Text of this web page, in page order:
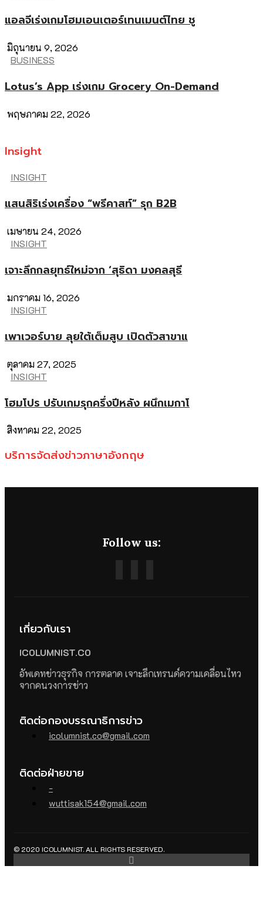
แอลจีเร่งเกมโฮมเอนเตอร์เทนเมนต์ไทย ชู
มิถุนายน 9, 2026
BUSINESS
Lotus’s App เร่งเกม Grocery On-Demand
พฤษภาคม 22, 2026
Insight
INSIGHT
แสนสิริเร่งเครื่อง “พรีคาสท์” รุก B2B
เมษายน 24, 2026
INSIGHT
เจาะลึกกลยุทธ์ใหม่จาก ‘สุธิดา มงคลสุธี
มกราคม 16, 2026
INSIGHT
เพาเวอร์บาย ลุยใต้เต็มสูบ เปิดตัวสาขาแ
ตุลาคม 27, 2025
INSIGHT
โฮมโปร ปรับเกมรุกครึ่งปีหลัง ผนึกเมกาโ
สิงหาคม 22, 2025
บริการจัดส่งข่าวภาษาอังกฤษ
Follow us:
เกี่ยวกับเรา
ICOLUMNIST.CO
อัพเดทข่าวธุรกิจ การตลาด เจาะลึกเทรนด์ความเคลื่อนไหว
จากคนวงการข่าว
ติดต่อกองบรรณาธิการข่าว
icolumnist.co@gmail.com
ติดต่อฝ่ายขาย
-
wuttisak154@gmail.com
© 2020 ICOLUMNIST. ALL RIGHTS RESERVED.